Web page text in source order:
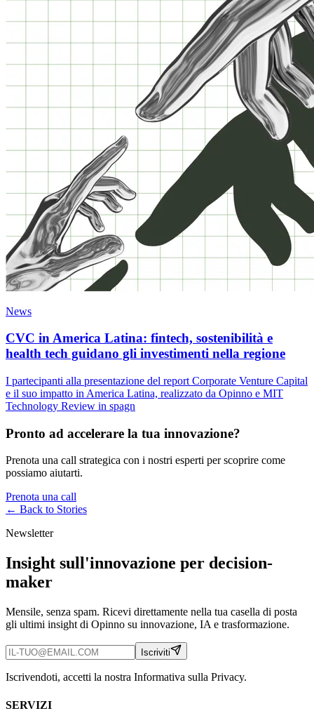
News
CVC in America Latina: fintech, sostenibilità e
health tech guidano gli investimenti nella regione
I partecipanti alla presentazione del report Corporate Venture Capital
e il suo impatto in America Latina, realizzato da Opinno e MIT
Technology Review in spagn
Pronto ad accelerare la tua innovazione?
Prenota una call strategica con i nostri esperti per scoprire come
possiamo aiutarti.
Prenota una call
← Back to Stories
Newsletter
Insight sull'innovazione per decision-
maker
Mensile, senza spam. Ricevi direttamente nella tua casella di posta
gli ultimi insight di Opinno su innovazione, IA e trasformazione.
Iscriviti
Iscrivendoti, accetti la nostra Informativa sulla Privacy.
SERVIZI